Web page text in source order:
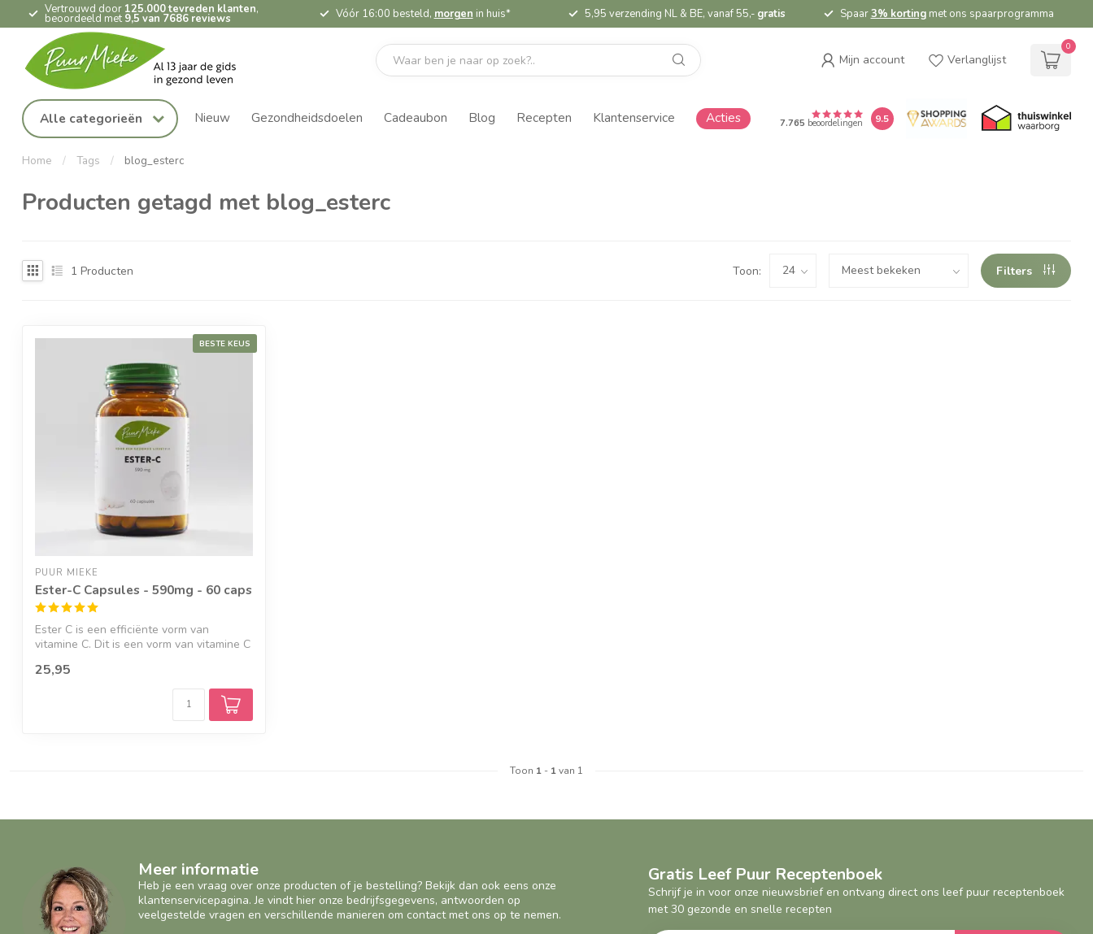
Vertrouwd door 125.000 tevreden klanten,
beoordeeld met 9,5 van 7686 reviews Vóór 16:00 besteld, morgen in huis* 5,95 verzending NL & BE, vanaf 55,- gratis Spaar3% kortingmet ons spaarprogramma
Mijn account Verlanglijst
0
Alle categorieën Nieuw Gezondheidsdoelen Cadeaubon Blog Recepten Klantenservice Acties 7.765 beoordelingen 9.5
Home / Tags / blog_esterc
Producten getagd met blog_esterc
1 Producten Toon: Filters
BESTE KEUS
PUUR MIEKE
Ester-C Capsules - 590mg - 60 caps
Ester C is een efficiënte vorm van
vitamine C. Dit is een vorm van vitamine C
25,95
Toon 1 - 1van 1
Meer informatie
Heb je een vraag over onze producten of je bestelling? Bekijk dan ook eens onze
klantenservicepagina. Je vindt hier onze bedrijfsgegevens, antwoorden op
veelgestelde vragen en verschillende manieren om contact met ons op te nemen.
Gratis Leef Puur Receptenboek
Schrijf je in voor onze nieuwsbrief en ontvang direct ons leef puur receptenboek
met 30 gezonde en snelle recepten